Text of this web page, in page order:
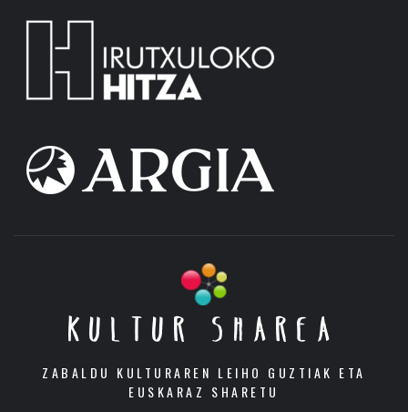
KULTUR SHAREA
ZABALDU KULTURAREN LEIHO GUZTIAK ETA
EUSKARAZ SHARETU